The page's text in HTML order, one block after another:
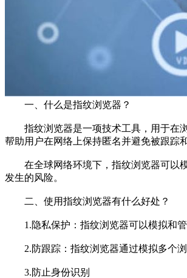
一、什么是指纹浏览器？
指纹浏览器是一项技术工具，用于在浏
帮助用户在网络上保持匿名并避免被跟踪
在全球网络环境下，指纹浏览器可以模
发生的风险。
二、使用指纹浏览器有什么好处？
1.隐私保护：指纹浏览器可以模拟和管
2.防跟踪：指纹浏览器通过模拟多个浏
3.防止身份识别